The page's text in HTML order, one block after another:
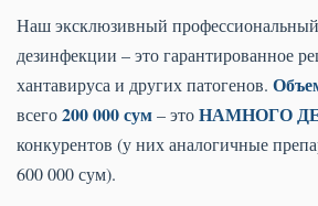
Наш эксклюзивный профессиональный
дезинфекции – это гарантированное
хантавируса и других патогенов.
всего200 000 сум– этоНАМНОГО
конкурентов (у них аналогичные
600 000 сум).